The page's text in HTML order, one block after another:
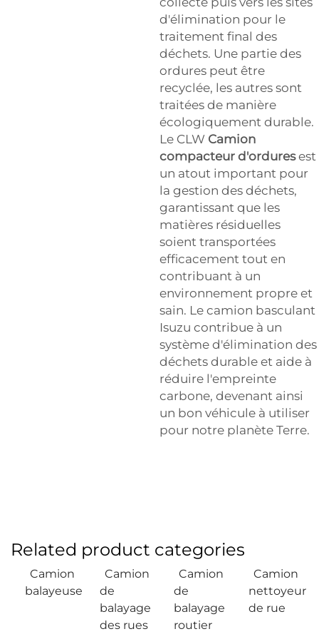
d'élimination pour le
traitement final des
déchets. Une partie des
ordures peut être
recyclée, les autres sont
traitées de manière
écologiquement durable.
Le CLW Camion
compacteur d'orduresest
un atout important pour
la gestion des déchets,
garantissant que les
matières résiduelles
soient transportées
efficacement tout en
contribuant à un
environnement propre et
sain. Le camion basculant
Isuzu contribue à un
système d'élimination des
déchets durable et aide à
réduire l'empreinte
carbone, devenant ainsi
un bon véhicule à utiliser
pour notre planète Terre.
Related product categories
Camion
balayeuse
Camion
de
balayage
des rues
Camion
de
balayage
routier
Camion
nettoyeur
de rue